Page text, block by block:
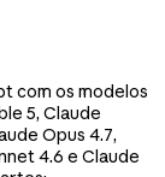
com os modelos
5, Claude
Opus 4.7,
4.6 e Claude